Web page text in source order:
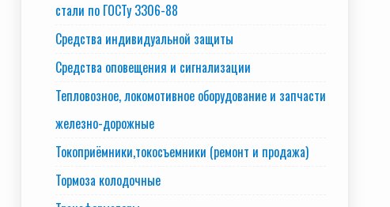
стали по ГОСТу 3306-88
Средства индивидуальной защиты
Средства оповещения и сигнализации
Тепловозное, локомотивное оборудование и запчасти
железно-дорожные
Токоприёмники,токосъемники (ремонт и продажа)
Тормоза колодочные